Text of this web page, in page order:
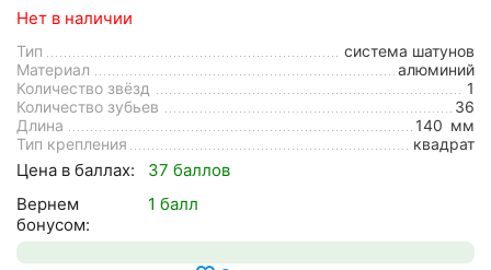
Нет в наличии
Тип
система шатунов
Материал
алюминий
Количество звёзд
1
Количество зубьев
36
Длина
140 мм
Тип крепления
квадрат
Цена в баллах:
37 баллов
Вернем
бонусом:
1 балл